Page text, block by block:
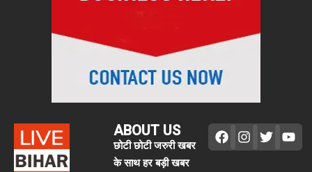
ABOUT US
छोटी छोटी जरुरी खबर
के साथ हर बड़ी खबर